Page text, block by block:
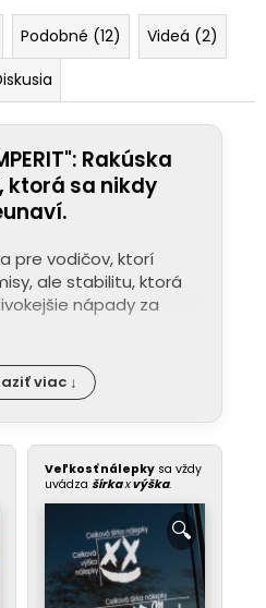
Podobné (12)
Videá (2)
Rakúska
ktorá sa nikdy
pre vodičov, ktorí
ale stabilitu, ktorá
nápady za
viac ↓
Veľkosť nálepky sa vždy
uvádza šírkaxvýška.